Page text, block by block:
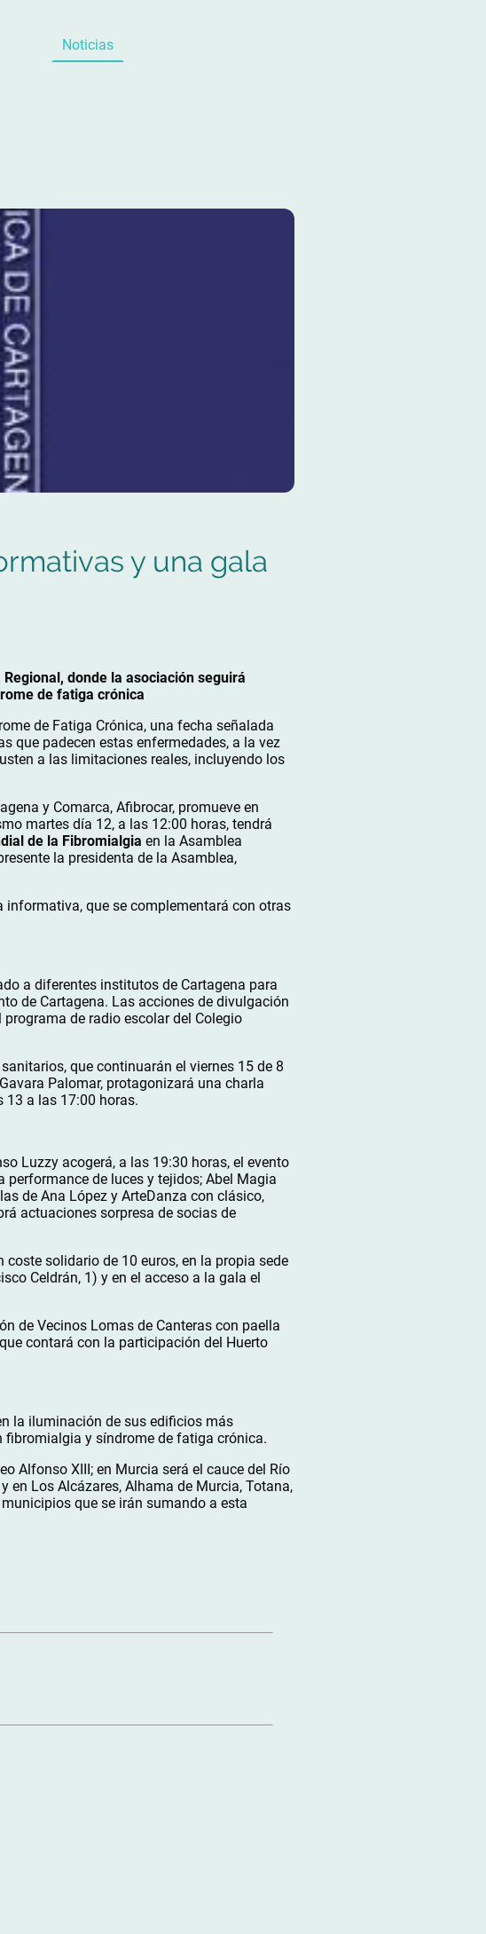
Noticias
y una gala
donde la asociación seguirá
de fatiga crónica
de Fatiga Crónica, una fecha señalada
que padecen estas enfermedades, a la vez
a las limitaciones reales, incluyendo los
y Comarca, Afibrocar, promueve en
martes día 12, a las 12:00 horas, tendrá
de la Fibromialgia en la Asamblea
la presidenta de la Asamblea,
que se complementará con otras
a diferentes institutos de Cartagena para
de Cartagena. Las acciones de divulgación
de radio escolar del Colegio
que continuarán el viernes 15 de 8
Palomar, protagonizará una charla
13 a las 17:00 horas.
Luzzy acogerá, a las 19:30 horas, el evento
performance de luces y tejidos; Abel Magia
de Ana López y ArteDanza con clásico,
actuaciones sorpresa de socias de
solidario de 10 euros, en la propia sede
Celdrán, 1) y en el acceso a la gala el
de Vecinos Lomas de Canteras con paella
contará con la participación del Huerto
la iluminación de sus edificios más
fibromialgia y síndrome de fatiga crónica.
Alfonso XIII; en Murcia será el cauce del Río
en Los Alcázares, Alhama de Murcia, Totana,
que se irán sumando a esta